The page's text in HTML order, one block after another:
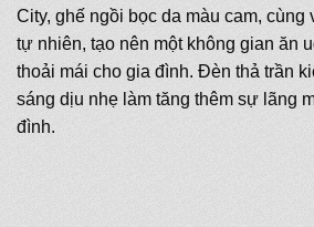
City, ghế ngồi bọc da màu cam, cùng
tự nhiên, tạo nên một không gian ăn
thoải mái cho gia đình. Đèn thả trần
sáng dịu nhẹ làm tăng thêm sự lãng
đình.